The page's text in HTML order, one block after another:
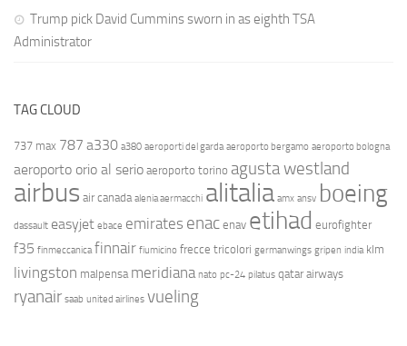
Trump pick David Cummins sworn in as eighth TSA
Administrator
TAG CLOUD
737 max 787 a330 a380 aeroporti del garda aeroporto bergamo aeroporto bologna
aeroporto orio al serio aeroporto torino agusta westland
airbus air canada alenia aermacchi alitalia amx ansv boeing
dassault easyjet ebace emirates enac enav etihad eurofighter
f35 finmeccanica finnair fiumicino frecce tricolori germanwings gripen india klm
livingston malpensa meridiana nato pc-24 pilatus qatar airways
ryanair saab united airlines vueling